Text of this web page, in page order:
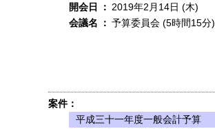
開会日 ： 2019年2月14日 (木)
会議名
： 予算委員会 (5時間15分)
案件：
平成三十一年度一般会計予算